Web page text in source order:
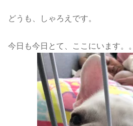
どうも、しゃろえです。
今日も今日とて、ここにいます。。